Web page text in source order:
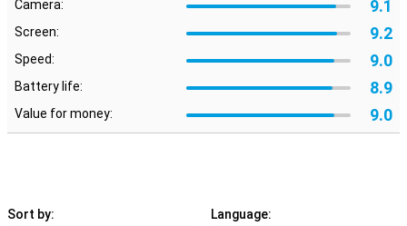
Camera: 9.1
Screen: 9.2
Speed: 9.0
Battery life: 8.9
Value for money: 9.0
Sort by: Language: